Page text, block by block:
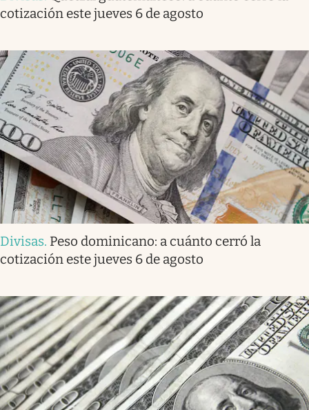
cotización este jueves 6 de agosto
Divisas. Peso dominicano: a cuánto cerró la
cotización este jueves 6 de agosto